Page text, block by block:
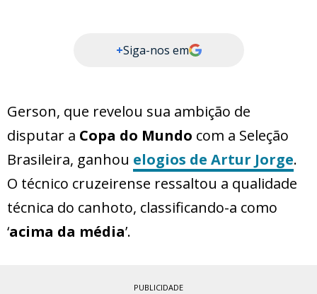
+Siga-nos em
Gerson, que revelou sua ambição de
disputar a Copa do Mundo com a Seleção
Brasileira, ganhou elogios de Artur Jorge.
O técnico cruzeirense ressaltou a qualidade
técnica do canhoto, classificando-a como
‘acima da média’.
PUBLICIDADE